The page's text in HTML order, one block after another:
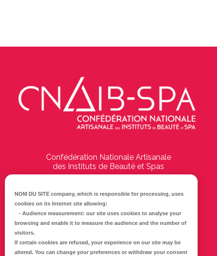
Confédération Nationale Artisanale
des Instituts de Beauté et Spas
17000 La Rochelle
Tél :05 46 41 69 79
NOM DU SITE company, which is responsible for processing, uses
cookies on its Internet site allowing:
- Audience measurement: our site uses cookies to analyse your
browsing and enable it to measure the audience and the number of
visitors.
If certain cookies are refused, your experience on our site may be
altered. You can change your preferences or withdraw your consent